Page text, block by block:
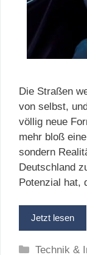
Die Straßen
von selbst,
völlig neue
mehr bloß
sondern
Deutschland
Potenzial hat,
Jetzt lesen
Kategorien
Technik &